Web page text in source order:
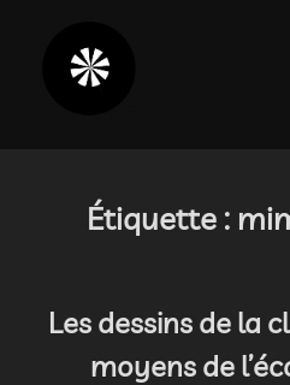
Étiquette :
Les dessins de la
moyens de